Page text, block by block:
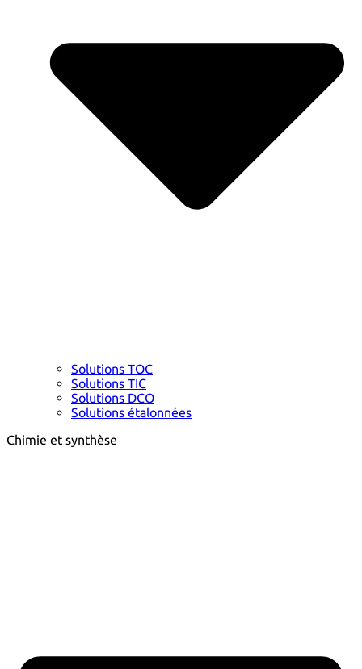
Solutions TOC
Solutions TIC
Solutions DCO
Solutions étalonnées
Chimie et synthèse